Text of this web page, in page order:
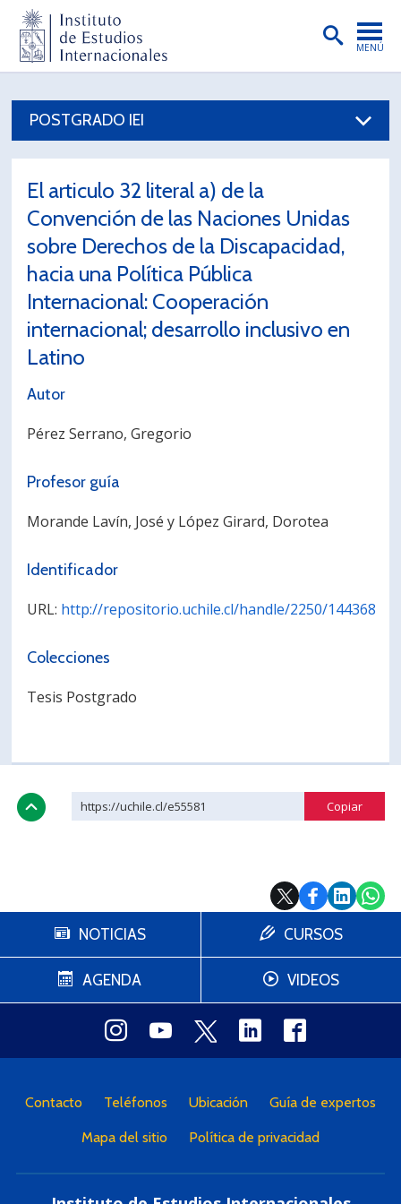
MENÚ
POSTGRADO
INVESTIGACIÓN
EXTENSIÓN
PUBLICACIONES
Estudiantes
POSTGRADO IEI
El articulo 32 literal a) de la
Convención de las Naciones Unidas
sobre Derechos de la Discapacidad,
hacia una Política Pública
Internacional: Cooperación
internacional; desarrollo inclusivo en
Latino
Autor
Pérez Serrano, Gregorio
Profesor guía
Morande Lavín, José y López Girard, Dorotea
Identificador
URL: http://repositorio.uchile.cl/handle/2250/144368
Colecciones
Tesis Postgrado
https://uchile.cl/e55581
NOTICIAS
AGENDA
CURSOS
VIDEOS
Contacto Teléfonos Ubicación Guía de expertos
Mapa del sitio Política de privacidad